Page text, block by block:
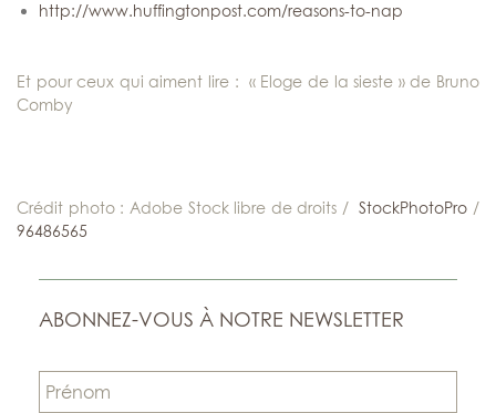
http://www.huffingtonpost.com/reasons-to-nap
Et pour ceux qui aiment lire : « Eloge de la sieste » de Bruno
Comby
Crédit photo : Adobe Stock libre de droits / StockPhotoPro /
96486565
ABONNEZ-VOUS À NOTRE NEWSLETTER